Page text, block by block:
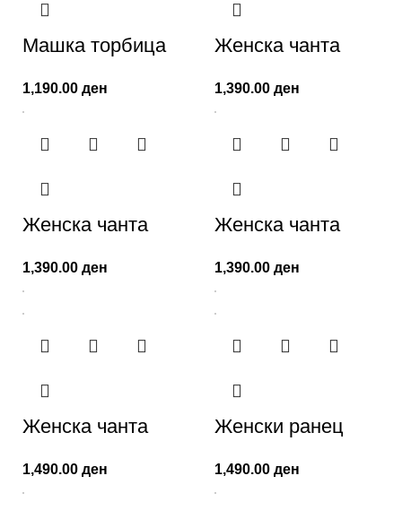
Машка торбица
1,190.00 ден
Женска чанта
1,390.00 ден
Женска чанта
1,390.00 ден
Женска чанта
1,390.00 ден
Женска чанта
1,490.00 ден
Женски ранец
1,490.00 ден